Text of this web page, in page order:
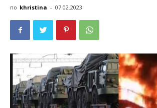
по khristina - 07.02.2023